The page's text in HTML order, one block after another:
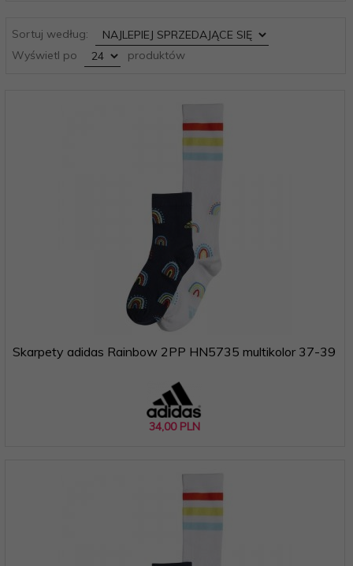
Sortuj według:
sort
Wyświetl po
pop produktów
Skarpety adidas Rainbow 2PP HN5735 multikolor 37-39
34,00 PLN